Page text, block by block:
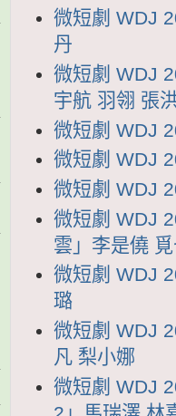
微短劇 WDJ
丹
微短劇 WDJ
宇航 羽翎 張
微短劇 WDJ
微短劇 WDJ
微短劇 WDJ
微短劇 WDJ
雲」李是僥
微短劇 WDJ
璐
微短劇 WDJ
凡 梨小娜
微短劇 WDJ